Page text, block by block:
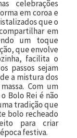
celebrações
em coroa e
que o
em
um toque
que envolve
facilita o
passos sejam
a mistura dos
Com um
Bolo Rei é não
tradição que
bolo recheado
para criar
festiva.